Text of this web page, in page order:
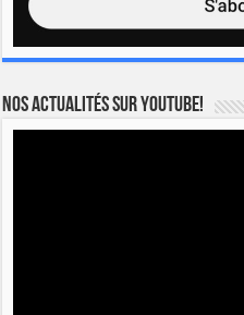
Nos actualités sur YOUTUBE!